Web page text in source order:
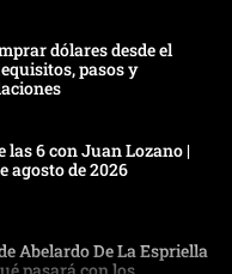
dólares desde el
pasos y
las 6 con Juan Lozano |
agosto de 2026
Abelardo De La Espriella